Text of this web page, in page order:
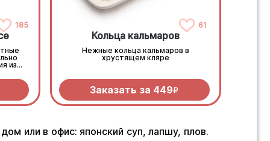
185
из 3
61
Кольца кальмаров
Нежные кольца кальмаров в
хрустящем кляре
Заказать за 449R
или в офис: японский суп, лапшу, плов.